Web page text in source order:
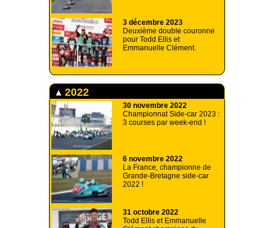
3 décembre 2023
Deuxième double couronne
pour Todd Ellis et
Emmanuelle Clément.
2022
30 novembre 2022
Championnat Side-car 2023 :
3 courses par week-end !
6 novembre 2022
La France, championne de
Grande-Bretagne side-car
2022 !
31 octobre 2022
Todd Ellis et Emmanuelle